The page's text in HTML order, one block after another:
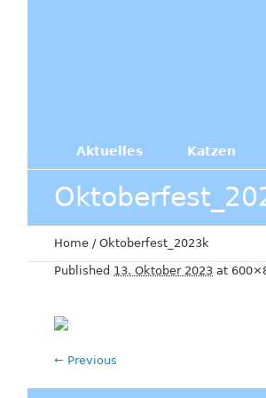
Aktuelles Katzen
Home / Oktoberfest_2023k
Published 13. Oktober 2023 at
← Previous